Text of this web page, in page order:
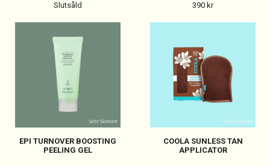
Slutsåld 390 kr
EPI TURNOVER BOOSTING
PEELING GEL
COOLA SUNLESS TAN
APPLICATOR